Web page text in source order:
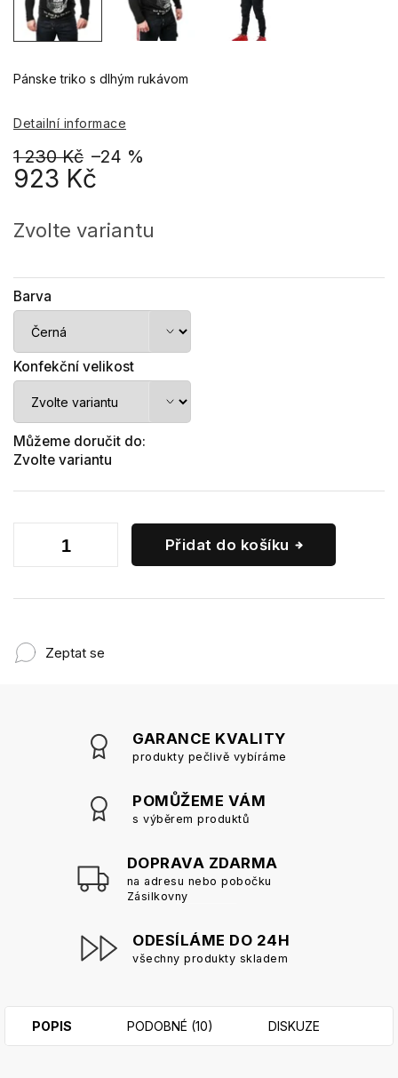
1 230 Kč –24 %
923 Kč
cena:
Zvolte variantu
Barva
Konfekční velikost
Můžeme doručit do:
Zvolte variantu
Přidat do košíku
Pánske triko s dlhým rukávom
Detailní informace
Zeptat se
GARANCE KVALITY
produkty pečlivě vybíráme
POMŮŽEME VÁM
s výběrem produktů
DOPRAVA ZDARMA
na adresu nebo pobočku
Zásilkovny
ODESÍLÁME DO 24H
všechny produkty skladem
POPIS PODOBNÉ (10) DISKUZE